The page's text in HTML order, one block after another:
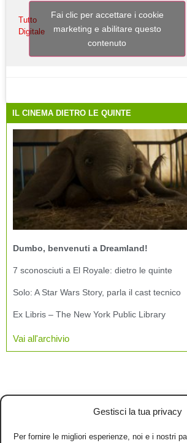
Gestisci la tua privacy
Per fornire le migliori esperienze, noi e i nostri
Tutto
Digitale
Fai clic per accettare i cookie
marketing e abilitare questo
contenuto
IL CINEMA DIETRO LE QUINTE
Dumbo, benvenuti a Dreamland!
7 sconosciuti a El Royale: dietro le quinte
Solo: A Star Wars Story, parla il cast tecnico
Ex Libris – The New York Public Library
Vai all'archivio